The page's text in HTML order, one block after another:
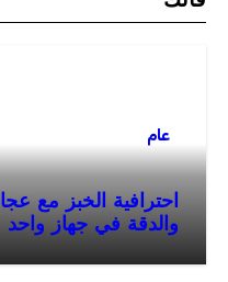
عام
والدقة في جهاز واحد